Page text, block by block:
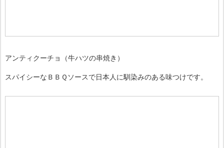
アンティクーチョ（牛ハツの串焼き）
スパイシーなＢＢＱソースで日本人に馴染みのある味つけです。